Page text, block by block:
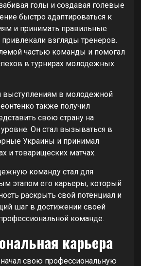
голы и создавая голевые
быстро адаптироваться к
и принимать правильные
взгляды тренеров.
частью команды и помогал
в турнирах молодежных
выступлениям в молодежной
также получил
свою страну на
Он стал вызываться в
Украины и принимал
и товарищеских матчах.
команду стал для
этапом его карьеры, который
раскрыть свой потенциал и
шаг в достижении своей
команде.
карьера
начал свою профессиональную